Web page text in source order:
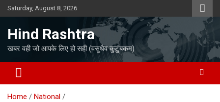
Skip
to
Saturday, August 8, 2026
Hind Rashtra
खबर वही जो आपके लिए हो सही (वसुधैव कुटुंबकम)
Home
National